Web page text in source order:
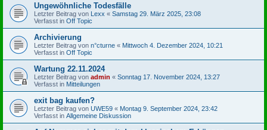
Ungewöhnliche Todesfälle
Letzter Beitrag von Lexx « Samstag 29. März 2025, 23:08
Verfasst in Off Topic
Archivierung
Letzter Beitrag von n°cturne « Mittwoch 4. Dezember 2024, 10:21
Verfasst in Off Topic
Wartung 22.11.2024
Letzter Beitrag von admin « Sonntag 17. November 2024, 13:27
Verfasst in Mitteilungen
exit bag kaufen?
Letzter Beitrag von UWE59 « Montag 9. September 2024, 23:42
Verfasst in Allgemeine Diskussion